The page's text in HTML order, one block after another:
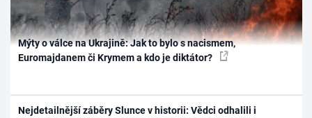
Mýty o válce na Ukrajině: Jak to bylo s nacismem,
Euromajdanem či Krymem a kdo je diktátor?
Nejdetailnější záběry Slunce v historii: Vědci odhalili i